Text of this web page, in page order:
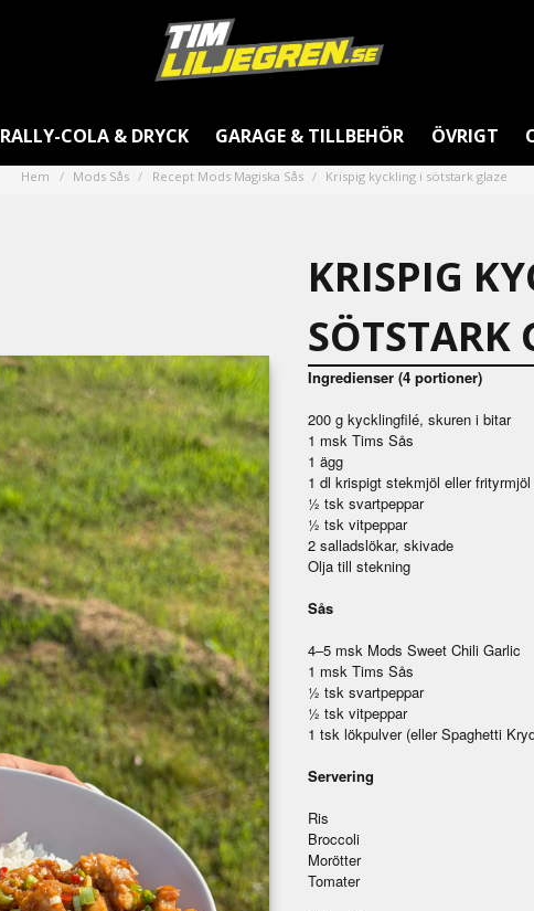
RALLY-COLA & DRYCK GARAGE & TILLBEHÖR ÖVRIGT
Hem Mods Sås Recept Mods Magiska Sås Krispig kyckling i sötstark glaze
KRISPIG
SÖTSTARK
Ingredienser (4 portioner)
200 g kycklingfilé, skuren i bitar
1 msk Tims Sås
1 ägg
1 dl krispigt stekmjöl eller frityrmjöl
½ tsk svartpeppar
½ tsk vitpeppar
2 salladslökar, skivade
Olja till stekning
Sås
4–5 msk Mods Sweet Chili Garlic
1 msk Tims Sås
½ tsk svartpeppar
½ tsk vitpeppar
1 tsk lökpulver (eller Spaghetti
Servering
Ris
Broccoli
Morötter
Tomater